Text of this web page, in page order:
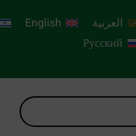
العربية English
Русский